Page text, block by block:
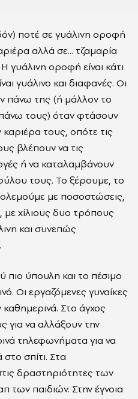
ποτέ σε γυάλινη οροφή
αλλά σε... τζαμαρία
γυάλινη οροφή είναι κάτι
γυάλινο και διαφανές. Οι
πάνω της (ή μάλλον το
τους) όταν φτάσουν
καριέρα τους, οπότε τις
βλέπουν να τις
ή να καταλαμβάνουν
τους. Το ξέρουμε, το
με ποσοστώσεις,
με χίλιους δυο τρόπους
και συνεπώς
πιο ύπουλη και το πέσιμο
Οι εργαζόμενες γυναίκες
Στο άγχος
για να αλλάξουν την
τηλεφωνήματα για να
στο σπίτι. Στα
δραστηριότητες των
των παιδιών. Στην έγνοια